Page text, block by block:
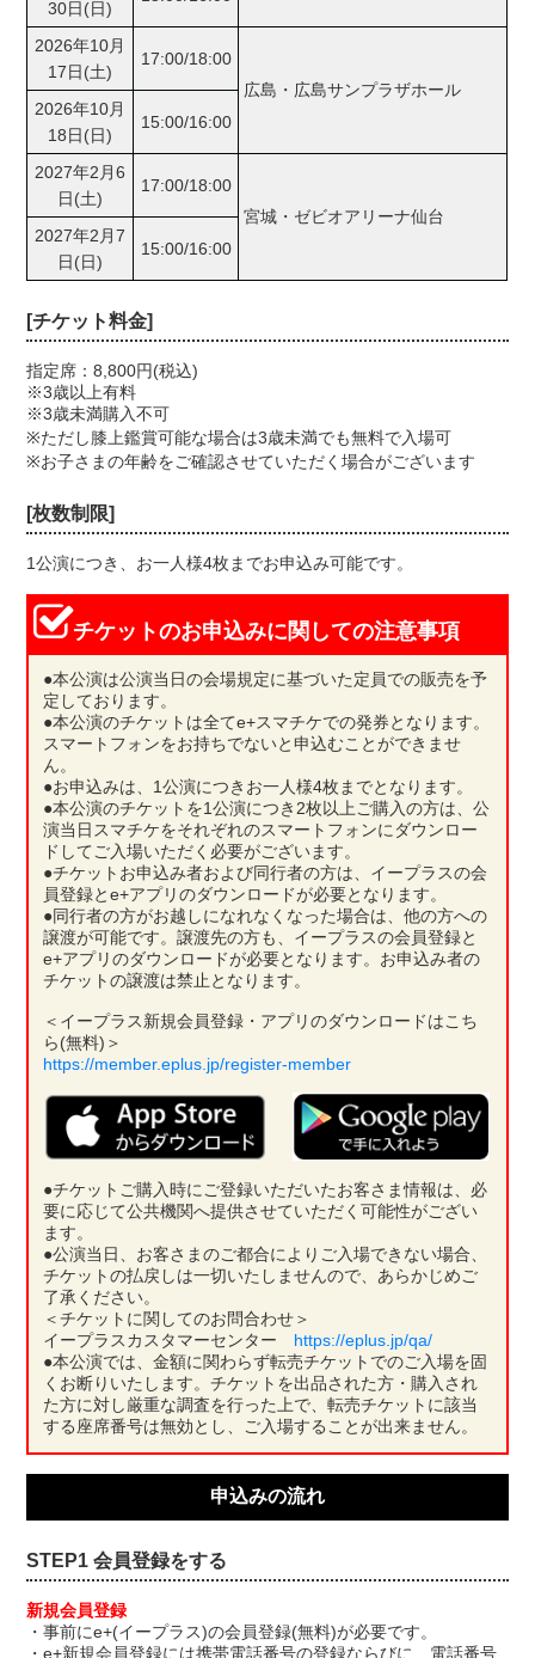
30日(日)
2026年10月
17日(土)
17:00/18:00
広島・広島サンプラザホール
2026年10月
18日(日)
15:00/16:00
2027年2月6
日(土)
17:00/18:00
宮城・ゼビオアリーナ仙台
2027年2月7
日(日)
15:00/16:00
[チケット料金]
指定席：8,800円(税込)
※3歳以上有料
※3歳未満購入不可
※ただし膝上鑑賞可能な場合は3歳未満でも無料で入場可
※お子さまの年齢をご確認させていただく場合がございます
[枚数制限]
1公演につき、お一人様4枚までお申込み可能です。
チケットのお申込みに関しての注意事項
●本公演は公演当日の会場規定に基づいた定員での販売を予
定しております。
●本公演のチケットは全てe+スマチケでの発券となります。
スマートフォンをお持ちでないと申込むことができませ
ん。
●お申込みは、1公演につきお一人様4枚までとなります。
●本公演のチケットを1公演につき2枚以上ご購入の方は、公
演当日スマチケをそれぞれのスマートフォンにダウンロー
ドしてご入場いただく必要がございます。
●チケットお申込み者および同行者の方は、イープラスの会
員登録とe+アプリのダウンロードが必要となります。
●同行者の方がお越しになれなくなった場合は、他の方への
譲渡が可能です。譲渡先の方も、イープラスの会員登録と
e+アプリのダウンロードが必要となります。お申込み者の
チケットの譲渡は禁止となります。
＜イープラス新規会員登録・アプリのダウンロードはこち
ら(無料)＞
https://member.eplus.jp/register-member
●チケットご購入時にご登録いただいたお客さま情報は、必
要に応じて公共機関へ提供させていただく可能性がござい
ます。
●公演当日、お客さまのご都合によりご入場できない場合、
チケットの払戻しは一切いたしませんので、あらかじめご
了承ください。
＜チケットに関してのお問合わせ＞
イープラスカスタマーセンター https://eplus.jp/qa/
●本公演では、金額に関わらず転売チケットでのご入場を固
くお断りいたします。チケットを出品された方・購入され
た方に対し厳重な調査を行った上で、転売チケットに該当
する座席番号は無効とし、ご入場することが出来ません。
申込みの流れ
STEP1 会員登録をする
新規会員登録
・事前にe+(イープラス)の会員登録(無料)が必要です。
・e+新規会員登録には携帯電話番号の登録ならびに、電話番号